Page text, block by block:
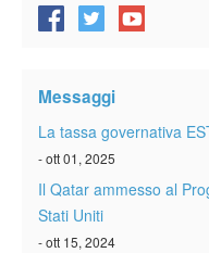
Viaggio senza Visto
ESTA info
Contatto
Messaggi
La tassa governativa
- ott 01, 2025
Il Qatar ammesso al
Stati Uniti
- ott 15, 2024